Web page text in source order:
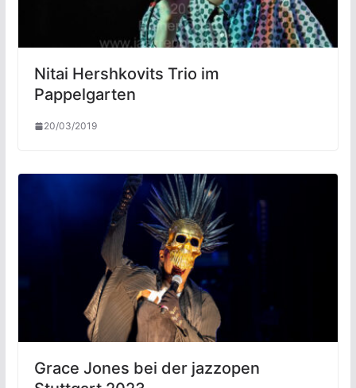
Nitai Hershkovits Trio im
Pappelgarten
20/03/2019
Grace Jones bei der jazzopen